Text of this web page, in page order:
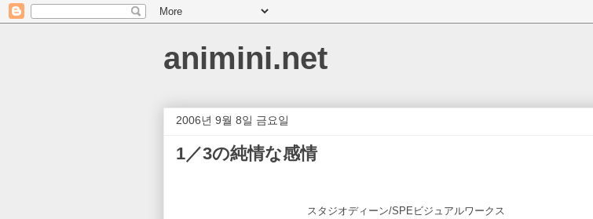
animini.net
2006년 9월 8일 금요일
1／3の純情な感情
スタジオディーン/SPEビジュアルワークス